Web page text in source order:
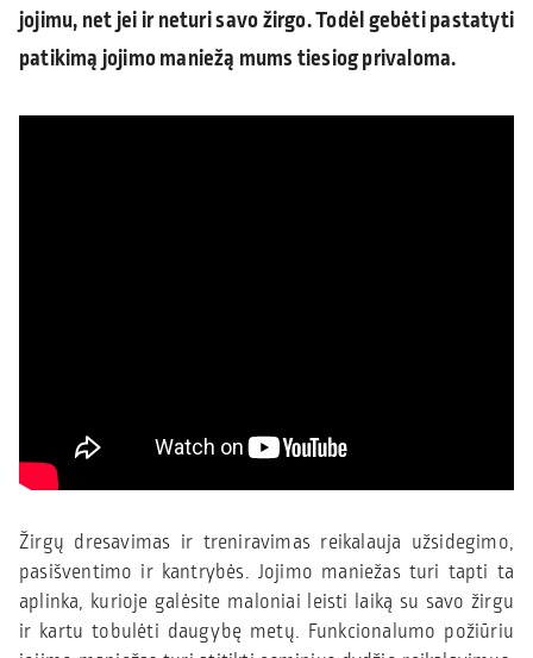
jojimu, net jei ir neturi savo žirgo. Todėl gebėti pastatyti
patikimą jojimo maniežą mums tiesiog privaloma.
Žirgų dresavimas ir treniravimas reikalauja užsidegimo,
pasišventimo ir kantrybės. Jojimo maniežas turi tapti ta
aplinka, kurioje galėsite maloniai leisti laiką su savo žirgu
ir kartu tobulėti daugybę metų. Funkcionalumo požiūriu